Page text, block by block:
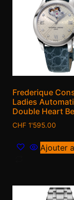
Frederique
Ladies
Double Heart
CHF 1'595.00
Ajouter